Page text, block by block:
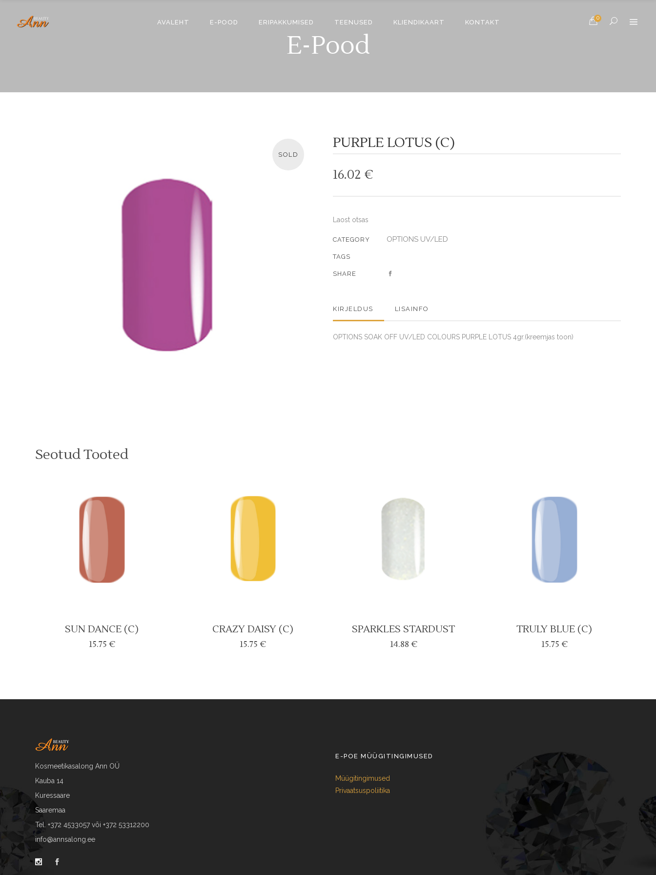
AVALEHT E-POOD ERIPAKKUMISED TEENUSED KLIENDIKAART KONTAKT
0
E-Pood
SOLD
PURPLE LOTUS (C)
16.02 €
Laost otsas
CATEGORY OPTIONS UV/LED
TAGS
SHARE
KIRJELDUS LISAINFO
OPTIONS SOAK OFF UV/LED COLOURS PURPLE LOTUS 4gr.(kreemjas toon)
Seotud Tooted
SUN DANCE (C)
15.75 €
CRAZY DAISY (C)
15.75 €
SPARKLES STARDUST
14.88 €
TRULY BLUE (C)
15.75 €
Kosmeetikasalong Ann OÜ
Kauba 14
Kuressaare
Saaremaa
Tel. +372 4533057 või +372 53312200
info@annsalong.ee
E-POE MÜÜGITINGIMUSED
Müügitingimused
Privaatsuspoliitika